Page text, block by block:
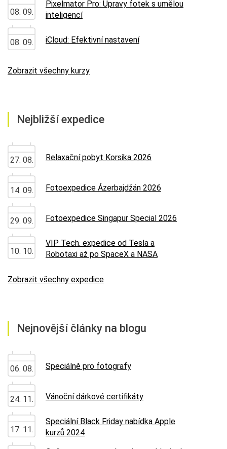
08. 09.
Pixelmator Pro: Úpravy fotek s umělou
inteligencí
08. 09. iCloud: Efektivní nastavení
Zobrazit všechny kurzy
Nejbližší expedice
27. 08. Relaxační pobyt Korsika 2026
14. 09. Fotoexpedice Ázerbajdžán 2026
29. 09. Fotoexpedice Singapur Special 2026
10. 10.
VIP Tech. expedice od Tesla a
Robotaxi až po SpaceX a NASA
Zobrazit všechny expedice
Nejnovější články na blogu
06. 08. Speciálně pro fotografy
24. 11. Vánoční dárkové certifikáty
17. 11.
Speciální Black Friday nabídka Apple
kurzů 2024